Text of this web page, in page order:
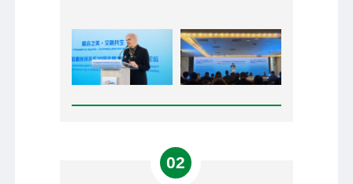
02